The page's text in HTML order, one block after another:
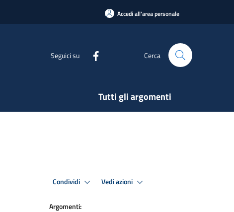
Accedi all'area personale
Seguici su Cerca
Tutti gli argomenti
Condividi Vedi azioni
Argomenti: